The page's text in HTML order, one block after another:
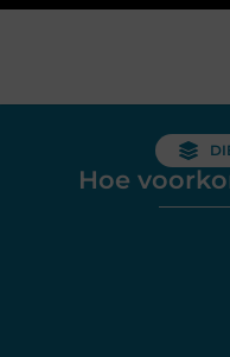
Hoe